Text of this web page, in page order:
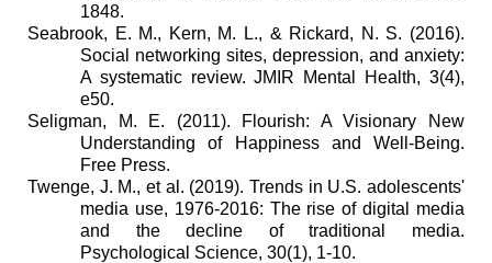
1848.
Seabrook, E. M., Kern, M. L., & Rickard, N. S. (2016).
Social networking sites, depression, and anxiety:
A systematic review. JMIR Mental Health, 3(4),
e50.
Seligman, M. E. (2011). Flourish: A Visionary New
Understanding of Happiness and Well-Being.
Free Press.
Twenge, J. M., et al. (2019). Trends in U.S. adolescents'
media use, 1976-2016: The rise of digital media
and the decline of traditional media.
Psychological Science, 30(1), 1-10.